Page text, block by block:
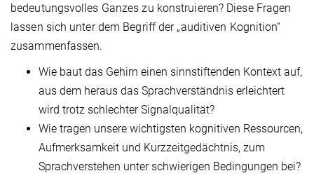
bedeutungsvolles Ganzes zu konstruieren? Diese Fragen
lassen sich unter dem Begriff der „auditiven Kognition“
zusammenfassen.
Wie baut das Gehirn einen sinnstiftenden Kontext auf,
aus dem heraus das Sprachverständnis erleichtert
wird trotz schlechter Signalqualität?
Wie tragen unsere wichtigsten kognitiven Ressourcen,
Aufmerksamkeit und Kurzzeitgedächtnis, zum
Sprachverstehen unter schwierigen Bedingungen bei?